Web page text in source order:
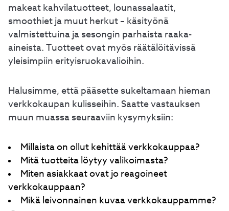
makeat kahvilatuotteet, lounassalaatit,
smoothiet ja muut herkut – käsityönä
valmistettuina ja sesongin parhaista raaka-
aineista. Tuotteet ovat myös räätälöitävissä
yleisimpiin erityisruokavalioihin.
Halusimme, että pääsette sukeltamaan hieman
verkkokaupan kulisseihin. Saatte vastauksen
muun muassa seuraaviin kysymyksiin:
Millaista on ollut kehittää verkkokauppaa?
Mitä tuotteita löytyy valikoimasta?
Miten asiakkaat ovat jo reagoineet
verkkokauppaan?
Mikä leivonnainen kuvaa verkkokauppamme?